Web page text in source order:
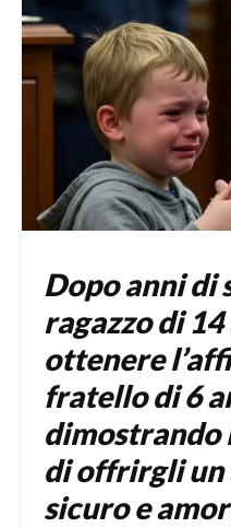
Dopo anni di
ragazzo di
ottenere
fratello di 6
dimostrando
di offrirgli un
sicuro e